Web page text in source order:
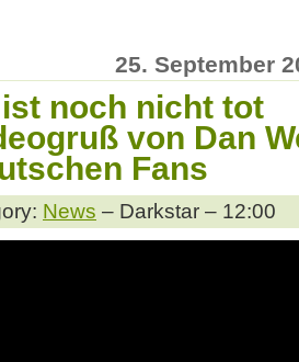
25. September
noch nicht tot
von Dan
Fans
News – Darkstar – 12:00